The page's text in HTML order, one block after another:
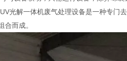
光解一体机废气处理设备是一种专门
而成。